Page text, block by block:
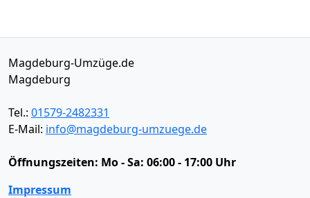
Magdeburg-Umzüge.de
Magdeburg
Tel.: 01579-2482331
E-Mail: info@magdeburg-umzuege.de
Öffnungszeiten: Mo - Sa: 06:00 - 17:00 Uhr
Impressum